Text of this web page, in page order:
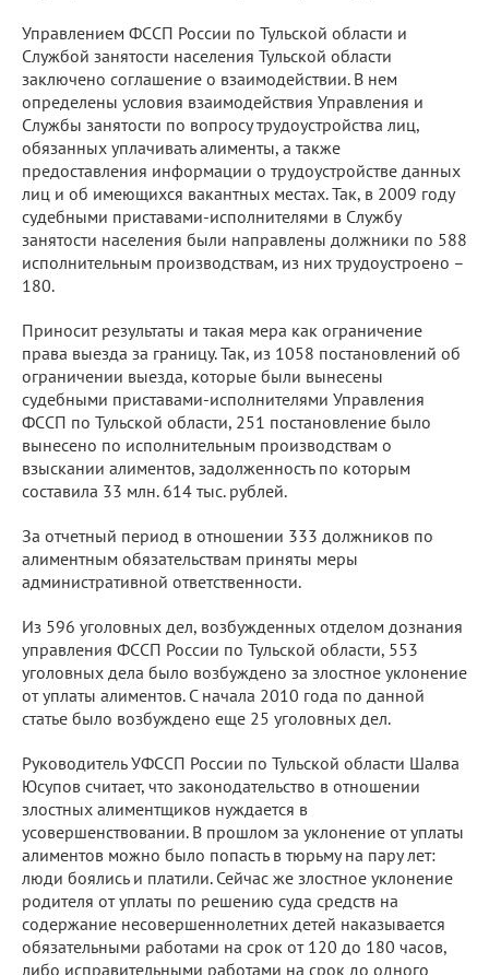
Управлением ФССП России по Тульской области и
Службой занятости населения Тульской области
заключено соглашение о взаимодействии. В нем
определены условия взаимодействия Управления и
Службы занятости по вопросу трудоустройства лиц,
обязанных уплачивать алименты, а также
предоставления информации о трудоустройстве данных
лиц и об имеющихся вакантных местах. Так, в 2009 году
судебными приставами-исполнителями в Службу
занятости населения были направлены должники по 588
исполнительным производствам, из них трудоустроено –
180.
Приносит результаты и такая мера как ограничение
права выезда за границу. Так, из 1058 постановлений об
ограничении выезда, которые были вынесены
судебными приставами-исполнителями Управления
ФССП по Тульской области, 251 постановление было
вынесено по исполнительным производствам о
взыскании алиментов, задолженность по которым
составила 33 млн. 614 тыс. рублей.
За отчетный период в отношении 333 должников по
алиментным обязательствам приняты меры
административной ответственности.
Из 596 уголовных дел, возбужденных отделом дознания
управления ФССП России по Тульской области, 553
уголовных дела было возбуждено за злостное уклонение
от уплаты алиментов. С начала 2010 года по данной
статье было возбуждено еще 25 уголовных дел.
Руководитель УФССП России по Тульской области Шалва
Юсупов считает, что законодательство в отношении
злостных алиментщиков нуждается в
усовершенствовании. В прошлом за уклонение от уплаты
алиментов можно было попасть в тюрьму на пару лет:
люди боялись и платили. Сейчас же злостное уклонение
родителя от уплаты по решению суда средств на
содержание несовершеннолетних детей наказывается
обязательными работами на срок от 120 до 180 часов,
либо исправительными работами на срок до одного